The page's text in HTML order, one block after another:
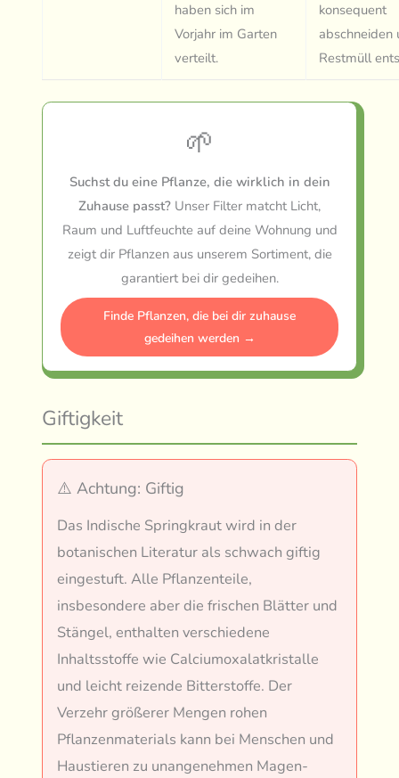
haben sich im
Vorjahr im Garten
verteilt.
konsequent
abschneiden
Restmüll
🌱
Suchst du eine Pflanze, die wirklich in dein
Zuhause passt? Unser Filter matcht Licht,
Raum und Luftfeuchte auf deine Wohnung und
zeigt dir Pflanzen aus unserem Sortiment, die
garantiert bei dir gedeihen.
Finde Pflanzen, die bei dir zuhause
gedeihen werden →
Giftigkeit
⚠️ Achtung: Giftig
Das Indische Springkraut wird in der
botanischen Literatur als schwach giftig
eingestuft. Alle Pflanzenteile,
insbesondere aber die frischen Blätter und
Stängel, enthalten verschiedene
Inhaltsstoffe wie Calciumoxalatkristalle
und leicht reizende Bitterstoffe. Der
Verzehr größerer Mengen rohen
Pflanzenmaterials kann bei Menschen und
Haustieren zu unangenehmen Magen-